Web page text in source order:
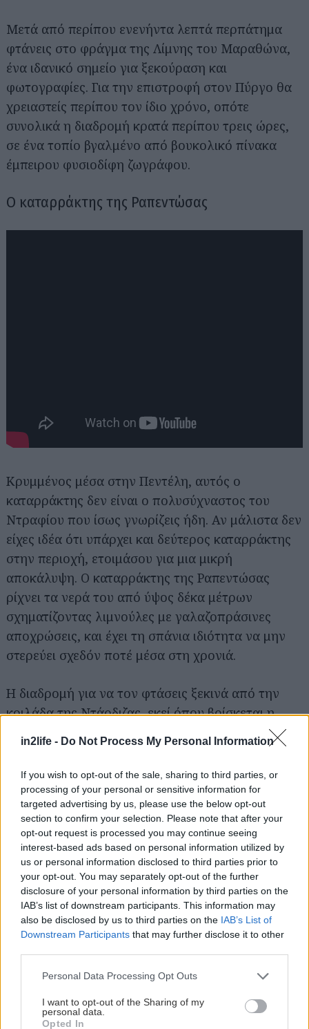
in2life - Do Not Process My Personal Information
If you wish to opt-out of the sale, sharing to third parties, or
processing of your personal or sensitive information for
targeted advertising by us, please use the below opt-out
section to confirm your selection. Please note that after your
opt-out request is processed you may continue seeing
interest-based ads based on personal information utilized by
us or personal information disclosed to third parties prior to
your opt-out. You may separately opt-out of the further
disclosure of your personal information by third parties on the
IAB’s list of downstream participants. This information may
also be disclosed by us to third parties on the IAB’s List of
Downstream Participants that may further disclose it to other
Please note that this website/app uses one or more Google
not limited to your visit or usage behaviour. You may click to
grant or deny consent to Google and its third-party tags to
Personal Data Processing Opt Outs
I want to opt-out of the Sharing of my
personal data.
Opted In
Μετά από περίπου ενενήντα λεπτά περπάτημα
φτάνεις στο φράγμα της Λίμνης του Μαραθώνα,
ένα ιδανικό σημείο για ξεκούραση και
φωτογραφίες. Για την επιστροφή στον Πύργο θα
χρειαστείς περίπου τον ίδιο χρόνο, οπότε
συνολικά η διαδρομή κρατά περίπου τρεις ώρες,
σε ένα τοπίο βγαλμένο από βουκολικό πίνακα
έμπειρου φυσιοδίφη ζωγράφου.
Ο καταρράκτης της Ραπεντώσας
Κρυμμένος μέσα στην Πεντέλη, αυτός ο
καταρράκτης δεν είναι ο πολυσύχναστος του
Ντραφίου που ίσως γνωρίζεις ήδη. Αν μάλιστα δεν
είχες ιδέα ότι υπάρχει και δεύτερος καταρράκτης
στην περιοχή, ετοιμάσου για μια μικρή
αποκάλυψη. Ο καταρράκτης της Ραπεντώσας
ρίχνει τα νερά του από ύψος δέκα μέτρων
σχηματίζοντας λιμνούλες με γαλαζοπράσινες
αποχρώσεις, και έχει τη σπάνια ιδιότητα να μην
στερεύει σχεδόν ποτέ μέσα στη χρονιά.
Η διαδρομή για να τον φτάσεις ξεκινά από την
κοιλάδα της Ντάρδιζας, εκεί όπου βρίσκεται η
, και διασχίζει ένα εντυπωσιακό
τοπίο γεμάτο πλατάνια που προσφέρουν σταθερή
σκιά και δροσιά. Το μονοπάτι χαρίζει πανοραμική
θέα στη φύση γύρω του και αποτελεί ιδανική
επιλογή για όποιον θέλει να συνδυάσει ήπια
πεζοπορία με εικόνες βγαλμένες από σκηνικό
βουνού.
Θα χρειαστείς περίπου σαράντα πέντε λεπτά για
να φτάσεις ως τον καταρράκτη ή, αν μετράς σε
αποστάσεις, λίγο περισσότερο από τρία
χιλιόμετρα διαδρομής. Η ανταμοιβή σε περιμένει
φυσική όαση που δύσκολα φαντάζεσαι τόσο
κοντά στην Αθήνα.
Αναζήτηση